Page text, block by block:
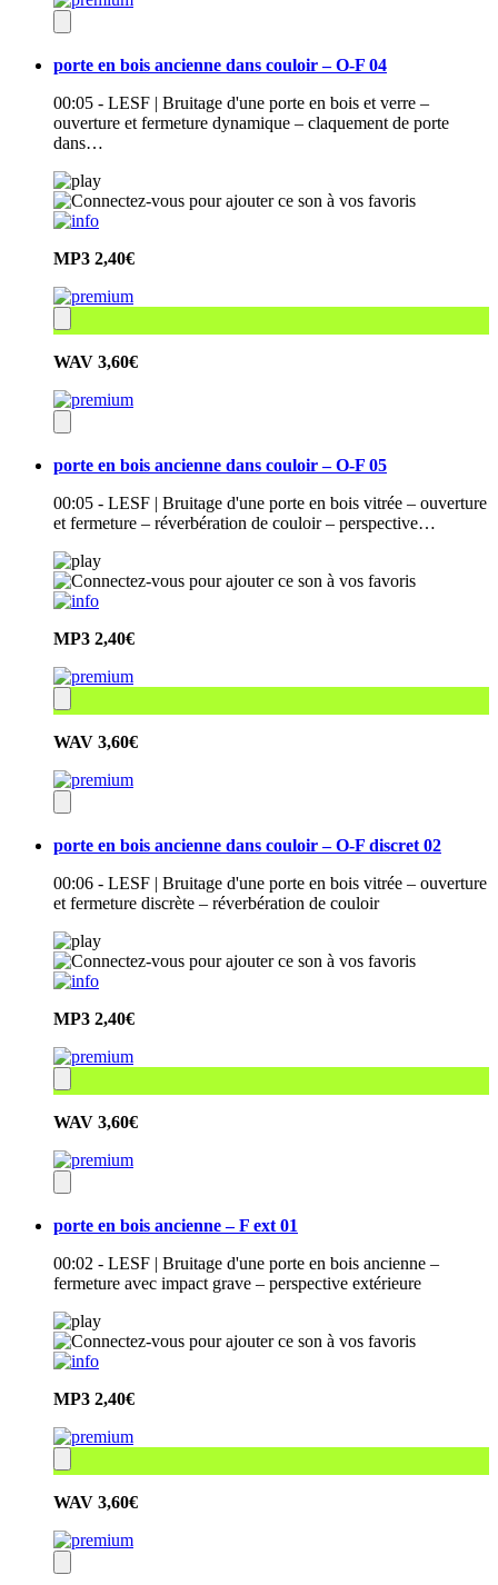
porte en bois ancienne dans couloir – O-F 04
00:05 - LESF | Bruitage d'une porte en bois et verre –
ouverture et fermeture dynamique – claquement de porte
dans…
MP3 2,40€
WAV 3,60€
porte en bois ancienne dans couloir – O-F 05
00:05 - LESF | Bruitage d'une porte en bois vitrée – ouverture
et fermeture – réverbération de couloir – perspective…
MP3 2,40€
WAV 3,60€
porte en bois ancienne dans couloir – O-F discret 02
00:06 - LESF | Bruitage d'une porte en bois vitrée – ouverture
et fermeture discrète – réverbération de couloir
MP3 2,40€
WAV 3,60€
porte en bois ancienne – F ext 01
00:02 - LESF | Bruitage d'une porte en bois ancienne –
fermeture avec impact grave – perspective extérieure
MP3 2,40€
WAV 3,60€